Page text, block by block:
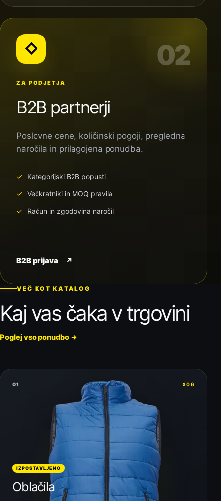
02
◇
ZA PODJETJA
B2B partnerji
Poslovne cene, količinski pogoji, pregledna
naročila in prilagojena ponudba.
Kategorijski B2B popusti
Večkratniki in MOQ pravila
Račun in zgodovina naročil
B2B prijava ↗
VEČ KOT KATALOG
Kaj vas čaka v trgovini
Poglej vso ponudbo →
01 806
IZPOSTAVLJENO
Oblačila